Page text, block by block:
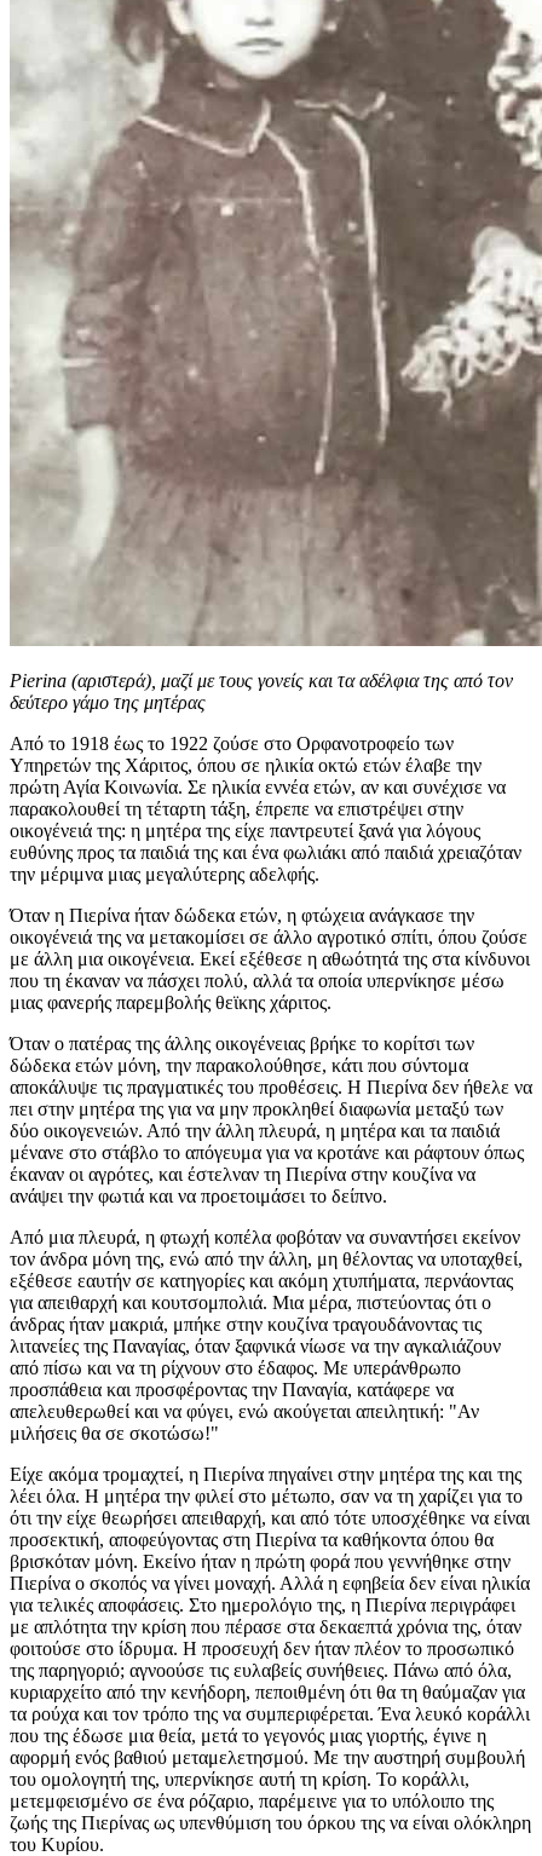
Pierina (αριστερά), μαζί με τους γονείς και τα αδέλφια της από τον
δεύτερο γάμο της μητέρας
Από το 1918 έως το 1922 ζούσε στο Ορφανοτροφείο των
Υπηρετών της Χάριτος, όπου σε ηλικία οκτώ ετών έλαβε την
πρώτη Αγία Κοινωνία. Σε ηλικία εννέα ετών, αν και συνέχισε να
παρακολουθεί τη τέταρτη τάξη, έπρεπε να επιστρέψει στην
οικογένειά της: η μητέρα της είχε παντρευτεί ξανά για λόγους
ευθύνης προς τα παιδιά της και ένα φωλιάκι από παιδιά χρειαζόταν
την μέριμνα μιας μεγαλύτερης αδελφής.
Όταν η Πιερίνα ήταν δώδεκα ετών, η φτώχεια ανάγκασε την
οικογένειά της να μετακομίσει σε άλλο αγροτικό σπίτι, όπου ζούσε
με άλλη μια οικογένεια. Εκεί εξέθεσε η αθωότητά της στα κίνδυνοι
που τη έκαναν να πάσχει πολύ, αλλά τα οποία υπερνίκησε μέσω
μιας φανερής παρεμβολής θεϊκης χάριτος.
Όταν ο πατέρας της άλλης οικογένειας βρήκε το κορίτσι των
δώδεκα ετών μόνη, την παρακολούθησε, κάτι που σύντομα
αποκάλυψε τις πραγματικές του προθέσεις. Η Πιερίνα δεν ήθελε να
πει στην μητέρα της για να μην προκληθεί διαφωνία μεταξύ των
δύο οικογενειών. Από την άλλη πλευρά, η μητέρα και τα παιδιά
μένανε στο στάβλο το απόγευμα για να κροτάνε και ράφτουν όπως
έκαναν οι αγρότες, και έστελναν τη Πιερίνα στην κουζίνα να
ανάψει την φωτιά και να προετοιμάσει το δείπνο.
Από μια πλευρά, η φτωχή κοπέλα φοβόταν να συναντήσει εκείνον
τον άνδρα μόνη της, ενώ από την άλλη, μη θέλοντας να υποταχθεί,
εξέθεσε εαυτήν σε κατηγορίες και ακόμη χτυπήματα, περνάοντας
για απειθαρχή και κουτσομπολιά. Μια μέρα, πιστεύοντας ότι ο
άνδρας ήταν μακριά, μπήκε στην κουζίνα τραγουδάνοντας τις
λιτανείες της Παναγίας, όταν ξαφνικά νίωσε να την αγκαλιάζουν
από πίσω και να τη ρίχνουν στο έδαφος. Με υπεράνθρωπο
προσπάθεια και προσφέροντας την Παναγία, κατάφερε να
απελευθερωθεί και να φύγει, ενώ ακούγεται απειλητική: "Αν
μιλήσεις θα σε σκοτώσω!"
Είχε ακόμα τρομαχτεί, η Πιερίνα πηγαίνει στην μητέρα της και της
λέει όλα. Η μητέρα την φιλεί στο μέτωπο, σαν να τη χαρίζει για το
ότι την είχε θεωρήσει απειθαρχή, και από τότε υποσχέθηκε να είναι
προσεκτική, αποφεύγοντας στη Πιερίνα τα καθήκοντα όπου θα
βρισκόταν μόνη. Εκείνο ήταν η πρώτη φορά που γεννήθηκε στην
Πιερίνα ο σκοπός να γίνει μοναχή. Αλλά η εφηβεία δεν είναι ηλικία
για τελικές αποφάσεις. Στο ημερολόγιο της, η Πιερίνα περιγράφει
με απλότητα την κρίση που πέρασε στα δεκαεπτά χρόνια της, όταν
φοιτούσε στο ίδρυμα. Η προσευχή δεν ήταν πλέον το προσωπικό
της παρηγοριό; αγνοούσε τις ευλαβείς συνήθειες. Πάνω από όλα,
κυριαρχείτο από την κενήδορη, πεποιθμένη ότι θα τη θαύμαζαν για
τα ρούχα και τον τρόπο της να συμπεριφέρεται. Ένα λευκό κοράλλι
που της έδωσε μια θεία, μετά το γεγονός μιας γιορτής, έγινε η
αφορμή ενός βαθιού μεταμελετησμού. Με την αυστηρή συμβουλή
του ομολογητή της, υπερνίκησε αυτή τη κρίση. Το κοράλλι,
μετεμφεισμένο σε ένα ρόζαριο, παρέμεινε για το υπόλοιπο της
ζωής της Πιερίνας ως υπενθύμιση του όρκου της να είναι ολόκληρη
του Κυρίου.